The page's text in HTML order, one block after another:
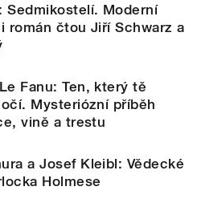
Sedmikostelí. Moderní
román čtou Jiří Schwarz a
Fanu: Ten, který tě
Mysteriózní příběh
vině a trestu
a Josef Kleibl: Vědecké
Holmese